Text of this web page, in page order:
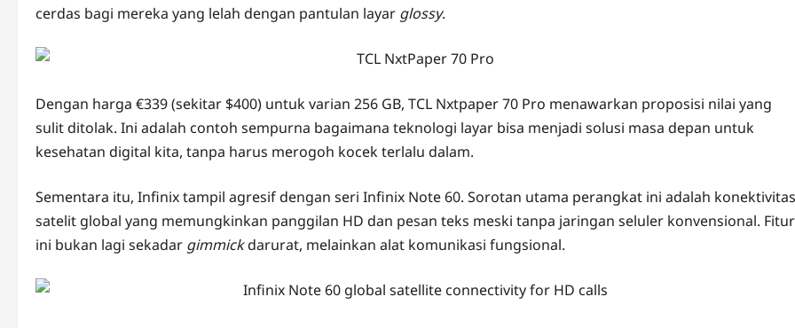
cerdas bagi mereka yang lelah dengan pantulan layar glossy.
Dengan harga €339 (sekitar $400) untuk varian 256 GB, TCL Nxtpaper 70 Pro menawarkan proposisi nilai yang
sulit ditolak. Ini adalah contoh sempurna bagaimana teknologi layar bisa menjadi solusi masa depan untuk
kesehatan digital kita, tanpa harus merogoh kocek terlalu dalam.
Sementara itu, Infinix tampil agresif dengan seri Infinix Note 60. Sorotan utama perangkat ini adalah konektivitas
satelit global yang memungkinkan panggilan HD dan pesan teks meski tanpa jaringan seluler konvensional. Fitur
ini bukan lagi sekadar gimmickdarurat, melainkan alat komunikasi fungsional.